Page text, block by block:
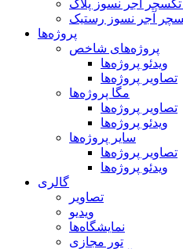
پروژه‌ها
پروژه‌های شاخص
ویدئو پروژه‌ها
تصاویر پروژه‌ها
مگا پروژه‌ها
تصاویر پروژه‌ها
ویدئو پروژه‌ها
سایر پروژه‌ها
تصاویر پروژه‌ها
ویدئو پروژه‌ها
گالری
تصاویر
ویدیو
نمایشگاه‌ها
تور مجازی